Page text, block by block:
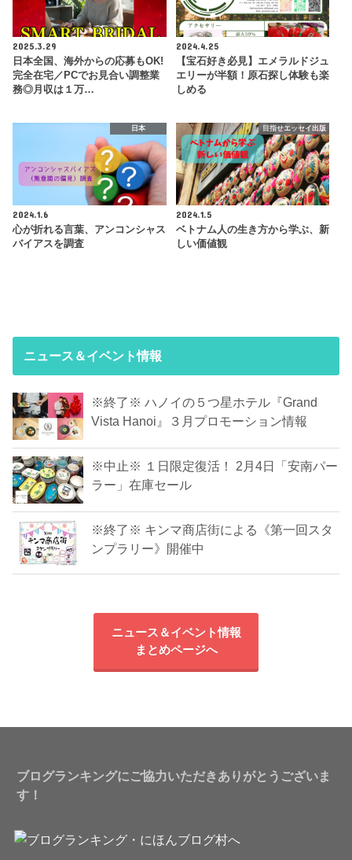
2025.3.29
日本全国、海外からの応募もOK!
完全在宅／PCでお見合い調整業
務◎月収は１万…
2024.4.25
【宝石好き必見】エメラルドジュ
エリーが半額！原石探し体験も楽
しめる
日本
2024.1.6
心が折れる言葉、アンコンシャス
バイアスを調査
目指せエッセイ出版
2024.1.5
ベトナム人の生き方から学ぶ、新
しい価値観
ニュース＆イベント情報
※終了※ ハノイの５つ星ホテル『Grand
Vista Hanoi』３月プロモーション情報
※中止※ １日限定復活！ 2月4日「安南パー
ラー」在庫セール
※終了※ キンマ商店街による《第一回スタ
ンプラリー》開催中
ニュース＆イベント情報
まとめページへ
ブログランキングにご協力いただきありがとうございま
す！